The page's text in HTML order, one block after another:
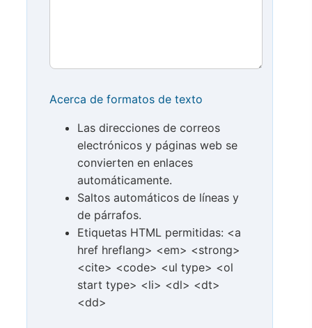
Acerca de formatos de texto
Las direcciones de correos
electrónicos y páginas web se
convierten en enlaces
automáticamente.
Saltos automáticos de líneas y
de párrafos.
Etiquetas HTML permitidas: <a
href hreflang> <em> <strong>
<cite> <code> <ul type> <ol
start type> <li> <dl> <dt>
<dd>